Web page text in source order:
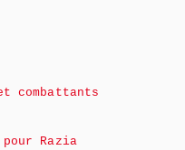
combattants
Razia